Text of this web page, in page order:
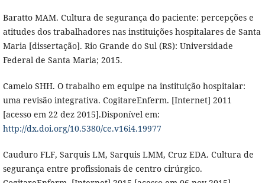
Baratto MAM. Cultura de segurança do paciente: percepções e
atitudes dos trabalhadores nas instituições hospitalares de Santa
Maria [dissertação]. Rio Grande do Sul (RS): Universidade
Federal de Santa Maria; 2015.
Camelo SHH. O trabalho em equipe na instituição hospitalar:
uma revisão integrativa. CogitareEnferm. [Internet] 2011
[acesso em 22 dez 2015].Disponível em:
http://dx.doi.org/10.5380/ce.v16i4.19977
Cauduro FLF, Sarquis LM, Sarquis LMM, Cruz EDA. Cultura de
segurança entre profissionais de centro cirúrgico.